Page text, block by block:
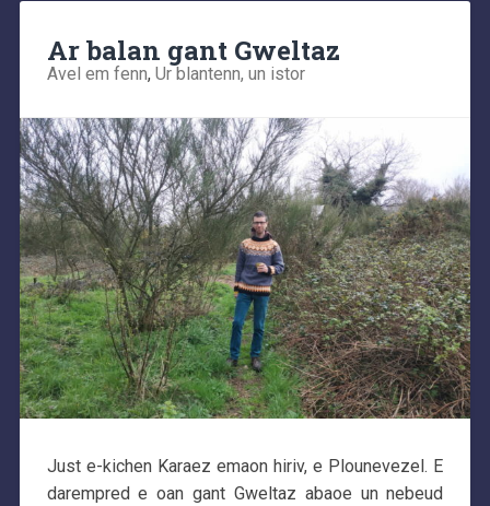
Ar balan gant Gweltaz
Avel em fenn, Ur blantenn, un istor
Just e-kichen Karaez emaon hiriv, e Plounevezel. E
darempred e oan gant Gweltaz abaoe un nebeud